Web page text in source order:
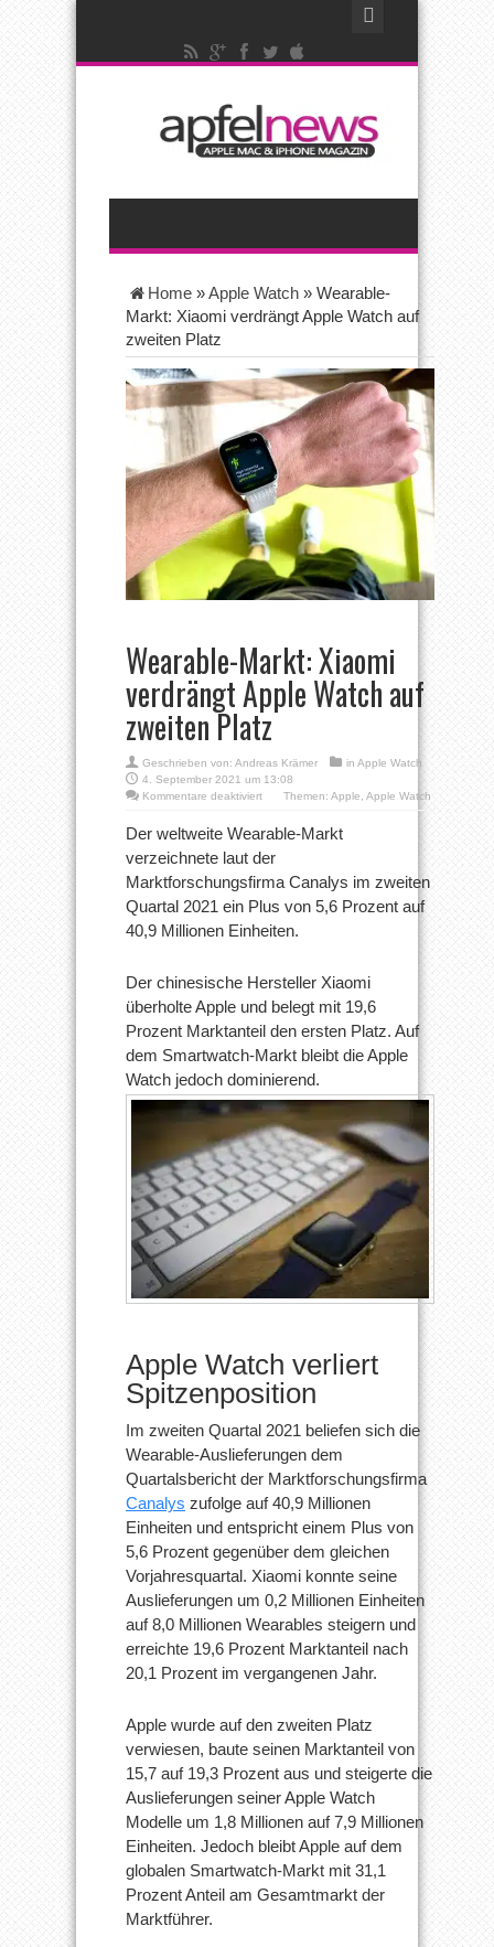
Home »Apple Watch » Wearable-
Markt: Xiaomi verdrängt Apple Watch auf
zweiten Platz
Wearable-Markt: Xiaomi
verdrängt Apple Watch auf
zweiten Platz
Geschrieben von: Andreas Krämer in Apple Watch
4. September 2021 um 13:08
Kommentare deaktiviertfür
Markt:
Xiaomi
verdrängt
Watch
auf
Platz
Themen: Apple Apple Watch
Der weltweite Wearable-Markt
verzeichnete laut der
Marktforschungsfirma Canalys im zweiten
Quartal 2021 ein Plus von 5,6 Prozent auf
40,9 Millionen Einheiten.
Der chinesische Hersteller Xiaomi
überholte Apple und belegt mit 19,6
Prozent Marktanteil den ersten Platz. Auf
dem Smartwatch-Markt bleibt die Apple
Watch jedoch dominierend.
Apple Watch verliert
Spitzenposition
Im zweiten Quartal 2021 beliefen sich die
Wearable-Auslieferungen dem
Quartalsbericht der Marktforschungsfirma
Canalys zufolge auf 40,9 Millionen
Einheiten und entspricht einem Plus von
5,6 Prozent gegenüber dem gleichen
Vorjahresquartal. Xiaomi konnte seine
Auslieferungen um 0,2 Millionen Einheiten
auf 8,0 Millionen Wearables steigern und
erreichte 19,6 Prozent Marktanteil nach
20,1 Prozent im vergangenen Jahr.
Apple wurde auf den zweiten Platz
verwiesen, baute seinen Marktanteil von
15,7 auf 19,3 Prozent aus und steigerte die
Auslieferungen seiner Apple Watch
Modelle um 1,8 Millionen auf 7,9 Millionen
Einheiten. Jedoch bleibt Apple auf dem
globalen Smartwatch-Markt mit 31,1
Prozent Anteil am Gesamtmarkt der
Marktführer.